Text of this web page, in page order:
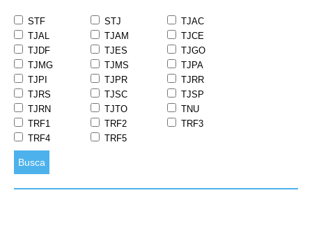
STF STJ
TJAC
TJAL
TJAM
TJCE
TJDF
TJES
TJGO
TJMG
TJMS
TJPA
TJPI
TJPR
TJRR
TJRS
TJSC
TJSP
TJRN
TJTO
TNU
TRF1
TRF2
TRF3
TRF4
TRF5
Busca